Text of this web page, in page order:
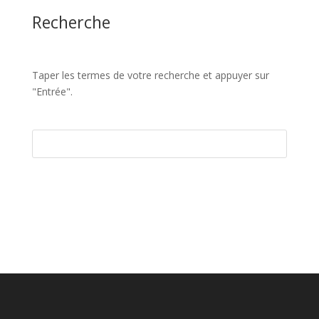
Recherche
Taper les termes de votre recherche et appuyer sur
"Entrée".